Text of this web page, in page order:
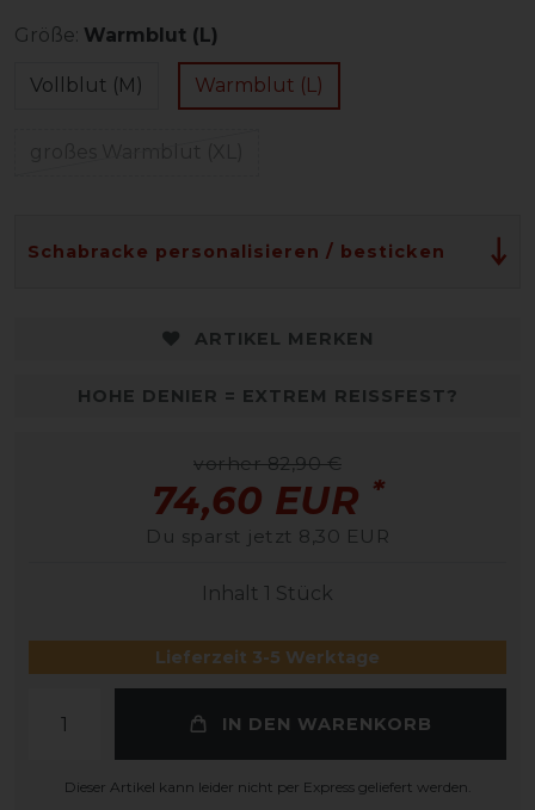
Größe: Warmblut (L)
Vollblut (M) Warmblut (L)
Schabracke personalisieren / besticken
ARTIKEL MERKEN
HOHE DENIER = EXTREM REISSFEST?
vorher 82,90 €
74,60 EUR *
Du sparst jetzt 8,30 EUR
Inhalt 1 Stück
Lieferzeit 3-5 Werktage
IN DEN WARENKORB
Dieser Artikel kann leider nicht per Express geliefert werden.